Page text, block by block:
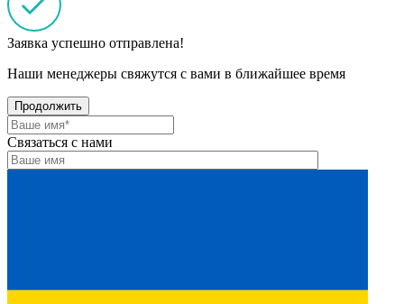
Заявка успешно отправлена!
Наши менеджеры свяжутся с вами в ближайшее время
Продолжить
Связаться с нами